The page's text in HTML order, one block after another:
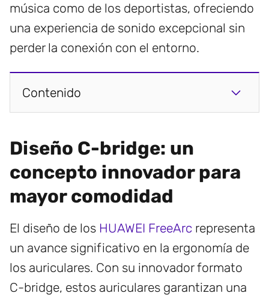
música como de los deportistas, ofreciendo
una experiencia de sonido excepcional sin
perder la conexión con el entorno.
Contenido
Diseño C-bridge: un
concepto innovador para
mayor comodidad
El diseño de los HUAWEI FreeArc representa
un avance significativo en la ergonomía de
los auriculares. Con su innovador formato
C-bridge, estos auriculares garantizan una